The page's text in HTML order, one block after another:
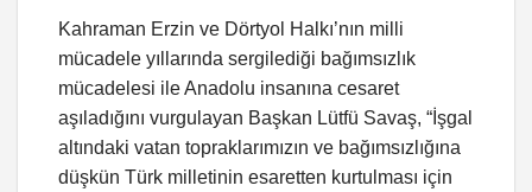
Kahraman Erzin ve Dörtyol Halkı’nın milli
mücadele yıllarında sergilediği bağımsızlık
mücadelesi ile Anadolu insanına cesaret
aşıladığını vurgulayan Başkan Lütfü Savaş, “İşgal
altındaki vatan topraklarımızın ve bağımsızlığına
düşkün Türk milletinin esaretten kurtulması için